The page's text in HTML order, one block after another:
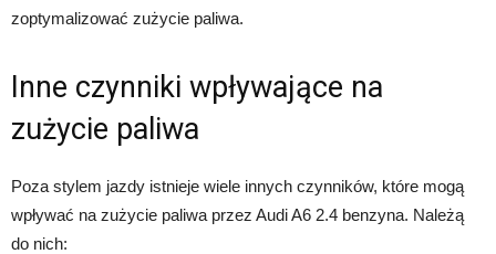
zoptymalizować zużycie paliwa.
Inne czynniki wpływające na
zużycie paliwa
Poza stylem jazdy istnieje wiele innych czynników, które mogą
wpływać na zużycie paliwa przez Audi A6 2.4 benzyna. Należą
do nich: